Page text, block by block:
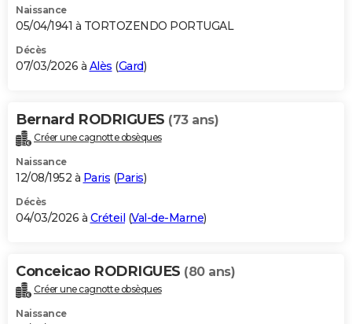
Naissance
05/04/1941 à TORTOZENDO PORTUGAL
Décès
07/03/2026 à Alès (Gard)
Bernard RODRIGUES (73 ans)
Créer une cagnotte obsèques
Naissance
12/08/1952 à Paris (Paris)
Décès
04/03/2026 à Créteil (Val-de-Marne)
Conceicao RODRIGUES (80 ans)
Créer une cagnotte obsèques
Naissance